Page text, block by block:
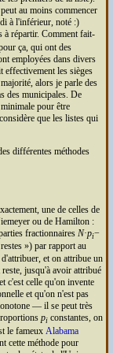
au moins commencer
à l'inférieur, noté :)
à répartir. Comment fait-
ça, qui ont des
employées dans divers
effectivement les sièges
alors je parle des
des municipales. De
pour être
que les listes qui
différentes méthodes
une de celles de
ou de Hamilton :
fractionnaires N·pi−
restes
) par rapport au
et on attribue un
jusqu'à avoir attribué
c'est celle qu'on invente
et qu'on n'est pas
— il se peut très
piconstantes, on
le fameux Alabama
cette méthode pour